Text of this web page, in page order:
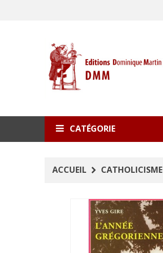
CATÉGORIE
ACCUEIL CATHOLICISME